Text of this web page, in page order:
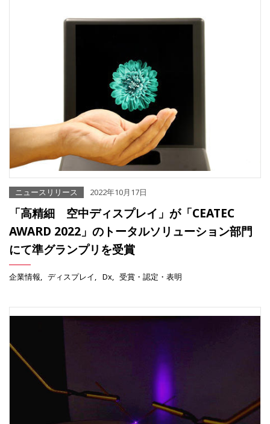
ニュースリリース 2022年10月17日
「高精細 空中ディスプレイ」が「CEATEC
AWARD 2022」のトータルソリューション部門
にて準グランプリを受賞
企業情報 ディスプレイ Dx 受賞・認定・表明